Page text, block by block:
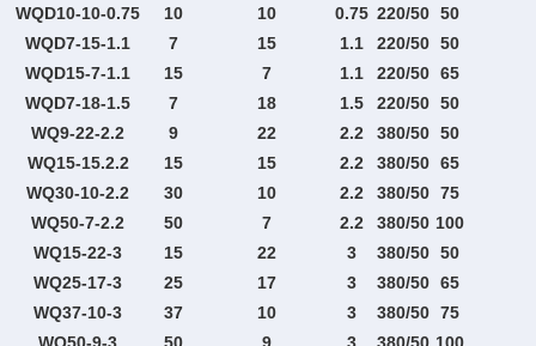
WQD10-10-0.75
10 10 0.75 220/50 50
WQD7-15-1.1
7 15 1.1 220/50 50
WQD15-7-1.1
15 7 1.1 220/50 65
WQD7-18-1.5
7 18 1.5 220/50 50
WQ9-22-2.2
9 22 2.2 380/50 50
WQ15-15.2.2
15 15 2.2 380/50 65
WQ30-10-2.2
30 10 2.2 380/50 75
WQ50-7-2.2
50 7 2.2 380/50 100
WQ15-22-3
15 22 3 380/50 50
WQ25-17-3
25 17 3 380/50 65
WQ37-10-3
37 10 3 380/50 75